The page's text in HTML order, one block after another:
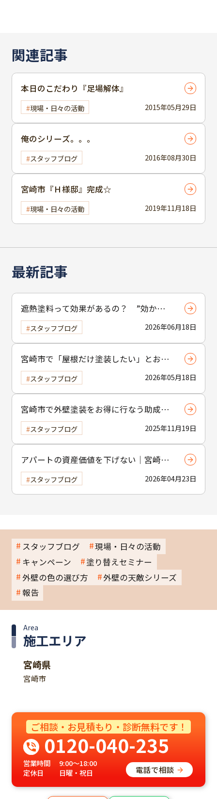
最新記事
遮熱塗料って効果があるの？ ”効かな
い”と言われる理由と正しい使い方 2026年06月18日
スタッフブログ
宮崎市で「屋根だけ塗装したい」とお考
えの方へ｜小工事・雨樋交換だけでも大
歓迎！
2026年05月18日
スタッフブログ
宮崎市で外壁塗装をお得に行なう助成金
制度の活用方法
2025年11月19日
スタッフブログ
アパートの資産価値を下げない｜宮崎市
の賃貸物件塗装のポイント
2026年04月23日
スタッフブログ
関連記事
2015年05月29日
本日のこだわり『足場解体』
現場・日々の活動
2016年08月30日
俺のシリーズ。。。
スタッフブログ
2019年11月18日
宮崎市『Ｈ様邸』完成☆
現場・日々の活動
スタッフブログ
現場・日々の活動
キャンペーン
塗り替えセミナー
外壁の色の選び方
外壁の天敵シリーズ
報告
施工エリア
Area
宮崎県
宮崎市
ご相談・お見積もり・診断無料です！
0120-040-235
営業時間
9:00～18:00
定休日
日曜・祝日 電話で相談